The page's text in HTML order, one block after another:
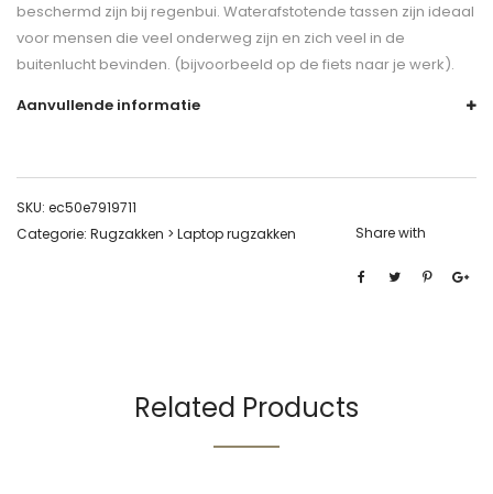
beschermd zijn bij regenbui. Waterafstotende tassen zijn ideaal
voor mensen die veel onderweg zijn en zich veel in de
buitenlucht bevinden. (bijvoorbeeld op de fiets naar je werk).
Aanvullende informatie
SKU: ec50e7919711
Categorie: Rugzakken > Laptop rugzakken Share with
Related Products